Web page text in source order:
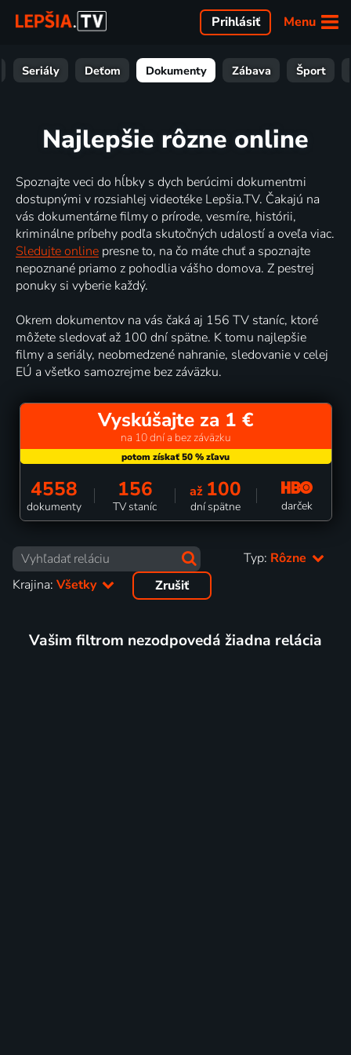
Menu
Prihlásiť
Seriály Deťom Dokumenty Zábava Šport
Najlepšie rôzne online
Spoznajte veci do hĺbky s dych berúcimi dokumentmi
dostupnými v rozsiahlej videotéke Lepšia.TV. Čakajú na
vás dokumentárne filmy o prírode, vesmíre, histórii,
kriminálne príbehy podľa skutočných udalostí a oveľa viac.
Sledujte online presne to, na čo máte chuť a spoznajte
nepoznané priamo z pohodlia vášho domova. Z pestrej
ponuky si vyberie každý.
Okrem dokumentov na vás čaká aj 156 TV staníc, ktoré
môžete sledovať až 100 dní spätne. K tomu najlepšie
filmy a seriály, neobmedzené nahranie, sledovanie v celej
EÚ a všetko samozrejme bez záväzku.
Vyskúšajte za 1 €
na 10 dní a bez záväzku
4558
dokumenty
156
TV staníc
až 100
dní spätne darček
Typ: Rôzne
Krajina: Všetky Zrušiť
Vašim filtrom nezodpovedá žiadna relácia